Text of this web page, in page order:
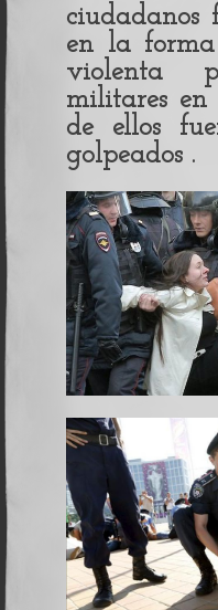
ciudadanos
en la forma
violenta
militares en
de ellos
golpeados .